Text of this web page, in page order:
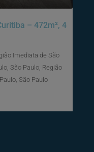
– 472m², 4
Imediata de São
São Paulo, Região
São Paulo